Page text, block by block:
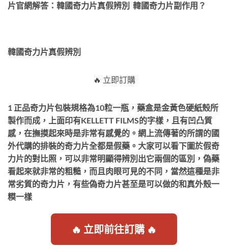
片官網解答：韓國奇力片真假辨別 韓國奇力片副作用？
韓國奇力片真假辨別
🔥 立即訂購
1 正品奇力片包裝規格為10粒一瓶，藥盒是金黃色硬紙殼所
製作而成，上面印有KELLETT FILMS的字樣，且有凹凸質
感，在撫摸起來時是非常有感覺的。網上流傳著的所謂的國
外代購的排裝的奇力片全都是假藥。大家可以看下圖於假奇
力片的對比照，可以非常明顯得辨別出它兩個的區別，偽藥
看起來就非常的粗糙，而且肉眼可見的不同，當然這種是非
常劣質的奇力片，有些偽奇力片甚至是可以做的和真外殼一
糢一樣
🔥 立即前往訂購 🔥